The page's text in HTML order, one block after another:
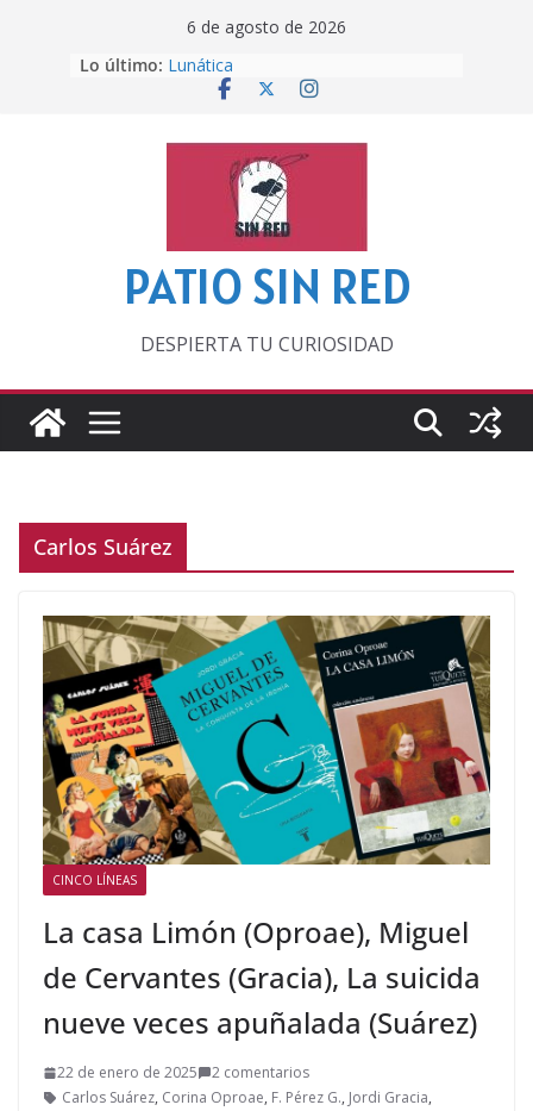
6 de agosto de 2026
Lo último: Lunática
Pero, hasta entonces…
‘La broma infinita’ de recomendar
lecturas veraniegas
Otra del Mundial
PATIO SIN RED
DESPIERTA TU CURIOSIDAD
Carlos Suárez
CINCO LÍNEAS
La casa Limón (Oproae), Miguel
de Cervantes (Gracia), La suicida
nueve veces apuñalada (Suárez)
22 de enero de 2025
2 comentarios
Carlos Suárez, Corina Oproae, F. Pérez G., Jordi Gracia,